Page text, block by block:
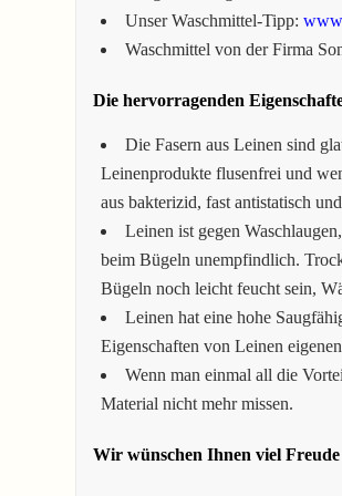
Unser Waschmittel-Tipp:
Waschmittel von der Firma
Die hervorragenden
Die Fasern aus Leinen sind
Leinenprodukte flusenfrei und
aus bakterizid, fast antistatisch
Leinen ist gegen
beim Bügeln unempfindlich.
Bügeln noch leicht feucht sein,
Leinen hat eine hohe
Eigenschaften von Leinen
Wenn man einmal all die
Material nicht mehr missen.
Wir wünschen Ihnen viel